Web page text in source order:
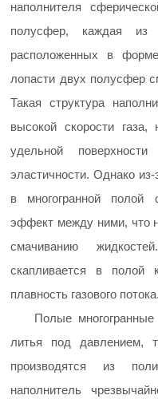
наполнителя
полусфер, каждая из
расположенных в
лопасти двух полусфер
Такая структура
высокой скорости газа,
удельной
эластичности. Однако
в многогранной полой
эффект между ними, что
смачиванию
скапливается в полой
плавность газового потока.
Полые
литья под давлением,
производятся из
наполнитель